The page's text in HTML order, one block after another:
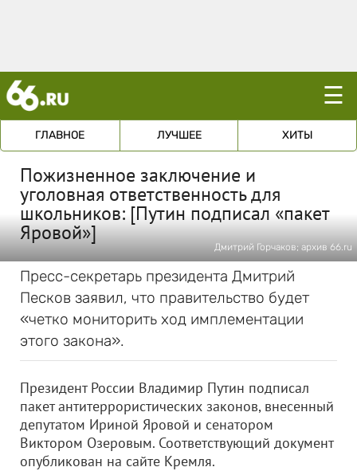
☰
ГЛАВНОЕ ЛУЧШЕЕ ХИТЫ
Пожизненное заключение и
уголовная ответственность для
школьников: [Путин подписал «пакет
Яровой»]
Дмитрий Горчаков; архив 66.ru
Пресс-секретарь президента Дмитрий
Песков заявил, что правительство будет
«четко мониторить ход имплементации
этого закона».
Президент России Владимир Путин подписал
пакет антитеррористических законов, внесенный
депутатом Ириной Яровой и сенатором
Виктором Озеровым. Соответствующий документ
опубликован на сайте Кремля.